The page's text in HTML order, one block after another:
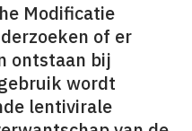
Modificatie
of er
ontstaan bij
wordt
lentivirale